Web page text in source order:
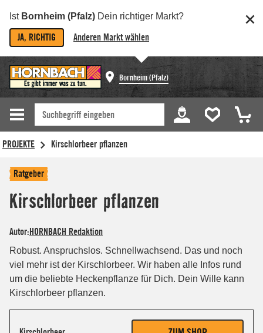
Ist Bornheim (Pfalz) Dein richtiger Markt?
JA, RICHTIG Anderen Markt wählen
Bornheim (Pfalz)